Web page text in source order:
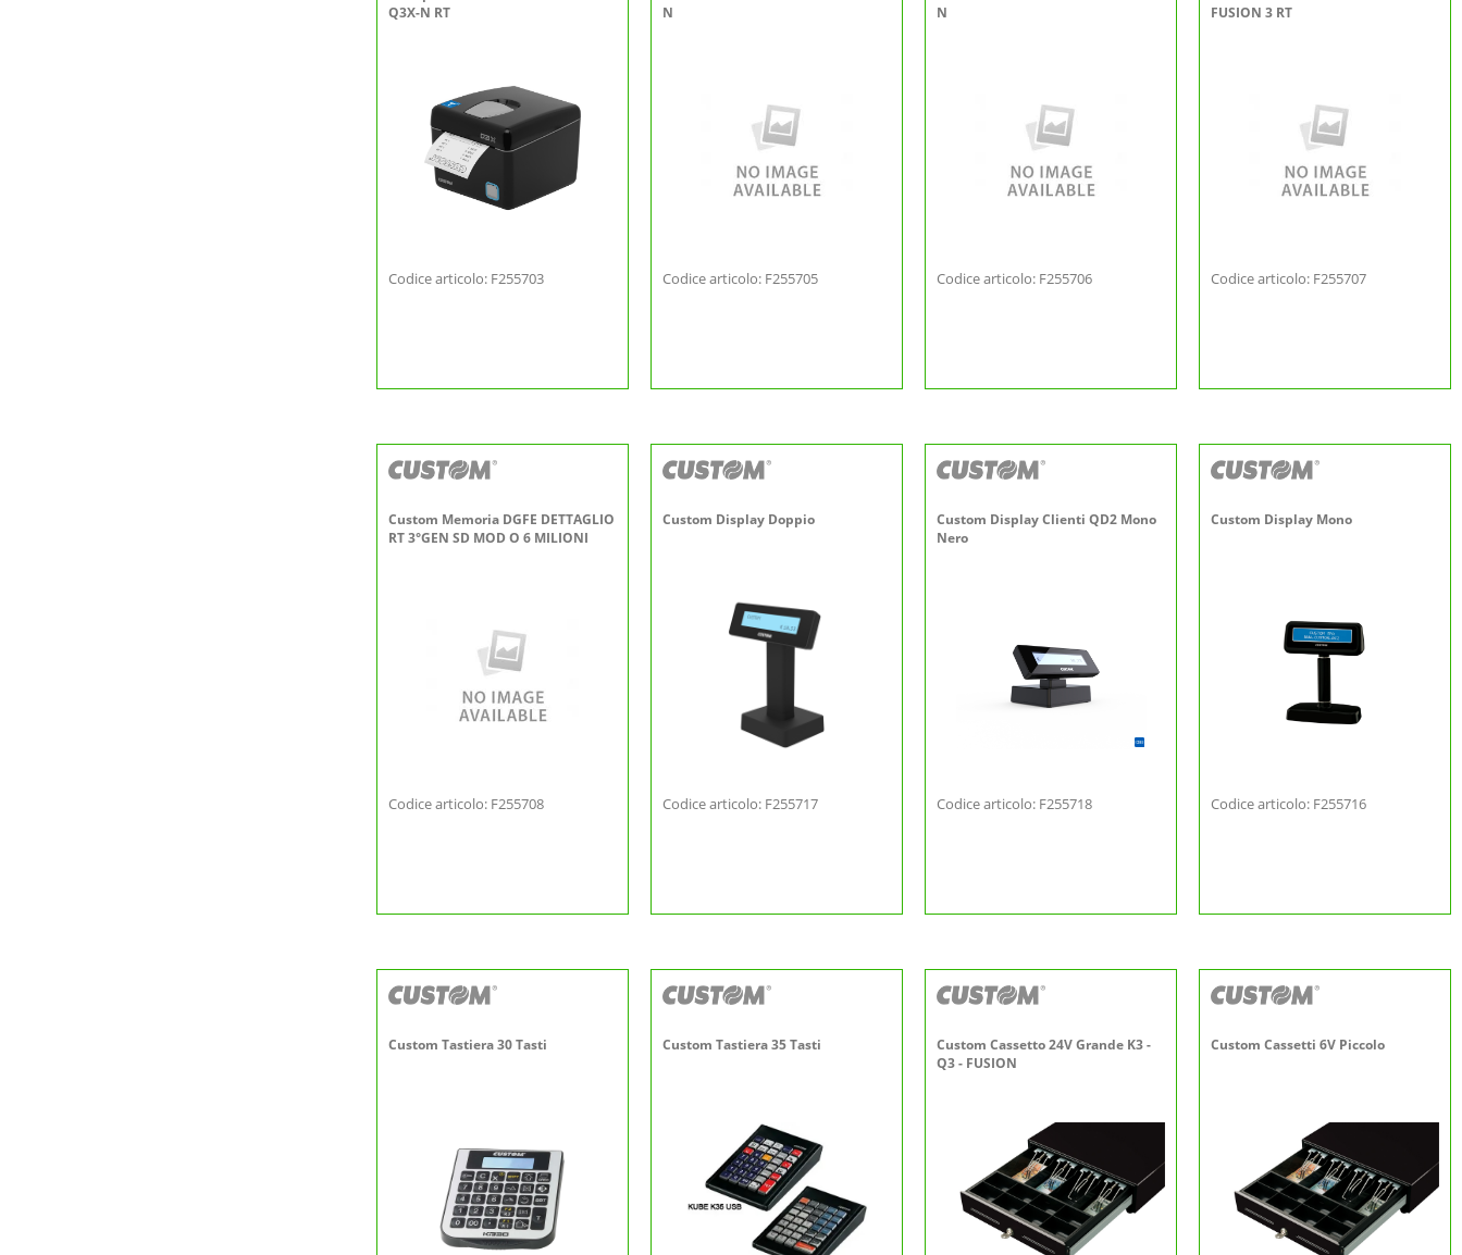
Q3X-N RT
Codice articolo: F255703
N
Codice articolo: F255705
N
Codice articolo: F255706
FUSION 3 RT
Codice articolo: F255707
Custom Memoria DGFE DETTAGLIO
RT 3°GEN SD MOD O 6 MILIONI
Codice articolo: F255708
Custom Display Doppio
Codice articolo: F255717
Custom Display Clienti QD2 Mono
Nero
Codice articolo: F255718
Custom Display Mono
Codice articolo: F255716
Custom Tastiera 30 Tasti Custom Tastiera 35 Tasti
Custom Cassetto 24V Grande K3 -
Q3 - FUSION
Custom Cassetti 6V Piccolo